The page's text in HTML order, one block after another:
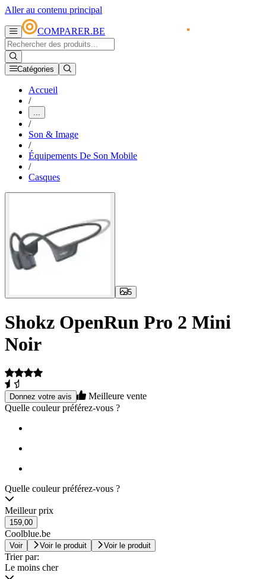
Aller au contenu principal
COMPARER.BE
Catégories
Accueil
/
...
/
Son & Image
/
Équipements De Son Mobile
/
Casques
5
Shokz OpenRun Pro 2 Mini
Noir
Donnez votre avis
Meilleure vente
Quelle couleur préférez-vous ?
Quelle couleur préférez-vous ?
Meilleur prix
159,00
Coolblue.be
Voir Voir le produit Voir le produit
Trier par:
Le moins cher